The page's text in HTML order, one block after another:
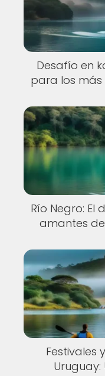
Desafío en
para los más
Río Negro:
amantes
Festivales